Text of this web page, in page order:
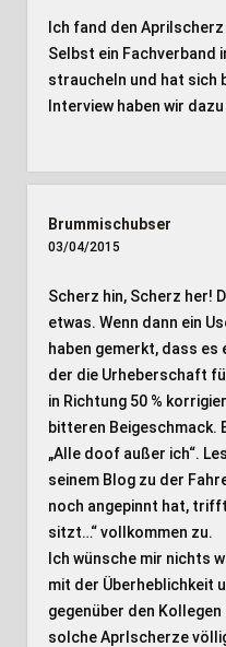
Ich fand den
Selbst ein Fachverband
straucheln und hat sich
Interview haben wir
Brummischubser
03/04/2015
Scherz hin, Scherz her!
etwas. Wenn dann ein
haben gemerkt, dass es
der die Urheberschaft
in Richtung 50 %
bitteren Beigeschmack.
„Alle doof außer ich“.
seinem Blog zu der
noch angepinnt hat,
sitzt…“ vollkommen zu.
Ich wünsche mir nichts
mit der Überheblichkeit
gegenüber den Kollegen
solche Aprlscherze